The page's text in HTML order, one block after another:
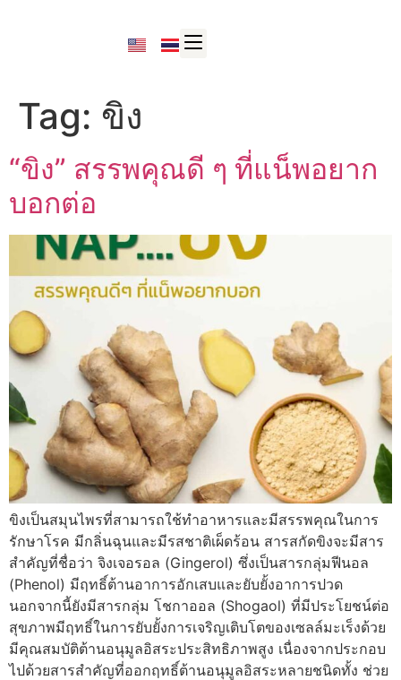
Tag: ขิง
“ขิง” สรรพคุณดี ๆ ที่แน็พอยาก
บอกต่อ
ขิงเป็นสมุนไพรที่สามารถใช้ทำอาหารและมีสรรพคุณในการ
รักษาโรค มีกลิ่นฉุนและมีรสชาติเผ็ดร้อน สารสกัดขิงจะมีสาร
สำคัญที่ชื่อว่า จิงเจอรอล (Gingerol) ซึ่งเป็นสารกลุ่มฟีนอล
(Phenol) มีฤทธิ์ต้านอาการอักเสบและยับยั้งอาการปวด
นอกจากนี้ยังมีสารกลุ่ม โชกาออล (Shogaol) ที่มีประโยชน์ต่อ
สุขภาพมีฤทธิ์ในการยับยั้งการเจริญเติบโตของเซลล์มะเร็งด้วย
มีคุณสมบัติต้านอนุมูลอิสระประสิทธิภาพสูง เนื่องจากประกอบ
ไปด้วยสารสำคัญที่ออกฤทธิ์ต้านอนุมูลอิสระหลายชนิดทั้ง ช่วย